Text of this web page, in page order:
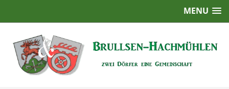
MENU
2:00